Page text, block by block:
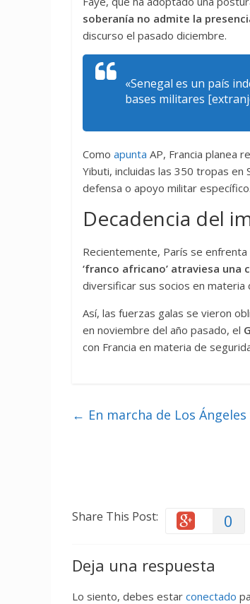
soberanía no admite la
discurso el pasado diciembre.
«Senegal es un país
bases militares
Como apunta AP, Francia planea
Yibuti, incluidas las 350 tropas
defensa o apoyo militar específico.
Decadencia del
Recientemente, París se
‘franco africano’ atraviesa una
diversificar sus socios en materia
Así, las fuerzas galas se vieron
en noviembre del año pasado, el
con Francia en materia de
← En marcha de Los
Share This Post: 0
Deja una respuesta
Lo siento, debes estar conectado